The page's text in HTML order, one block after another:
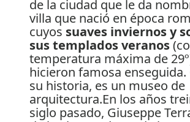
de la ciudad que le da
villa que nació en época
cuyos suaves inviernos y
sus templados veranos
temperatura máxima de
hicieron famosa enseguida.
su historia, es un museo de
arquitectura.En los años
siglo pasado, Giuseppe